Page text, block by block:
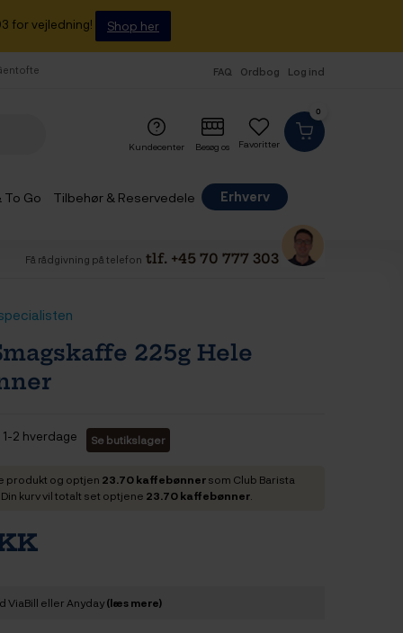
for vejledning! Shop her
FAQ Ordbog Log ind
0
Favoritter
Kundecenter Besøg os
To Go Tilbehør & Reservedele
Erhverv
Få rådgivning på telefon tlf. +45 70 777 303
225g Hele
1-2 hverdage Se butikslager
produkt og optjen 23.70 kaffebønnersom Club Barista
kurv vil totalt set optjene 23.70 kaffebønner
ViaBill eller Anyday(læs mere)